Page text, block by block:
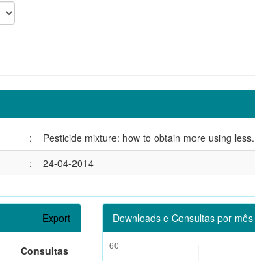
:
Pesticide mixture: how to obtain more using less.
: 24-04-2014
Export
Consultas
Downloads e Consultas por mês